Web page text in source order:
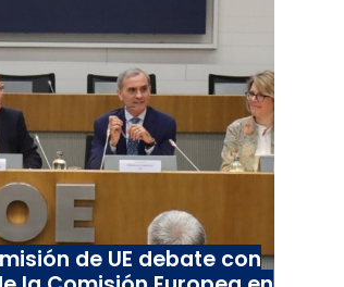
de UE debate con